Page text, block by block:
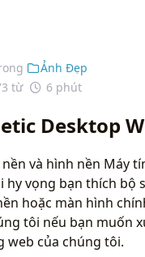
Ảnh Đẹp
từ
6 phút
Desktop
và hình nền Máy
hy vọng bạn thích bộ
hoặc màn hình
tôi nếu bạn muốn
web của chúng tôi.